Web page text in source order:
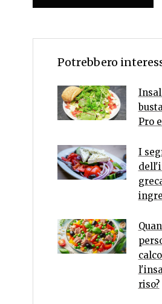
Potrebbero
Pro
I
riso?